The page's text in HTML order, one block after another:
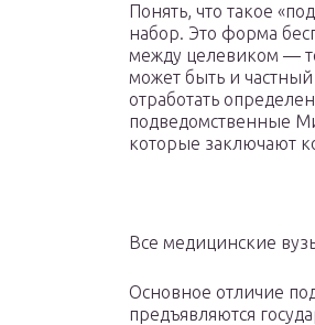
Понять, что такое
набор. Это форма
между целевиком —
может быть и
отработать
подведомственные
которые заключают
Все медицинские
Основное отличие
предъявляются